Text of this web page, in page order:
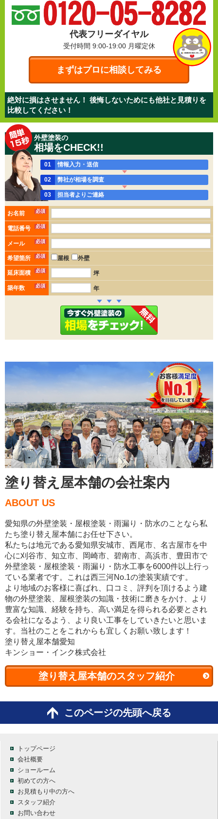
代表フリーダイヤル
受付時間 9:00-19:00 月曜定休
まずはプロに相談してみる
絶対に損はさせません！ 後悔しないためにも他社と見積りを
比較してください！
外壁塗装の
相場をCHECK!!
01 情報入力・送信
02 弊社が相場を調査
03 担当者よりご連絡
お名前 必須
電話番号 必須
メール 必須
希望箇所 必須 屋根 外壁
延床面積 必須 坪
築年数 必須 年
塗り替え屋本舗の会社案内
ABOUT US
愛知県の外壁塗装・屋根塗装・雨漏り・防水のことなら私
たち塗り替え屋本舗にお任せ下さい。
私たちは地元である愛知県安城市、西尾市、名古屋市を中
心に刈谷市、知立市、岡崎市、碧南市、高浜市、豊田市で
外壁塗装・屋根塗装・雨漏り・防水工事を6000件以上行っ
ている業者です。これは西三河No.1の塗装実績です。
より地域のお客様に喜ばれ、口コミ、評判を頂けるよう建
物の外壁塗装、屋根塗装の知識・技術に磨きをかけ、より
豊富な知識、経験を持ち、高い満足を得られる必要とされ
る会社になるよう、より良い工事をしていきたいと思いま
す。当社のことをこれからも宜しくお願い致します！
塗り替え屋本舗愛知
キンショー・インク株式会社
塗り替え屋本舗のスタッフ紹介
このページの先頭へ戻る
トップページ
会社概要
ショールーム
初めての方へ
お見積もり中の方へ
スタッフ紹介
お問い合わせ